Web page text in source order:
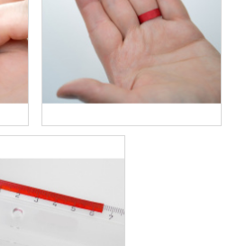
BOD2